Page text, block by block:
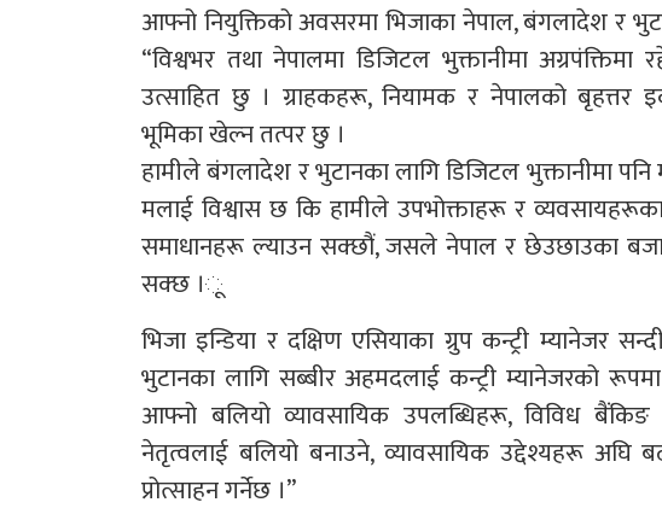
आफ्नो नियुक्तिको अवसरमा भिजाका नेपाल, बंगलादेश र
“विश्वभर तथा नेपालमा डिजिटल भुक्तानीमा
उत्साहित छु । ग्राहकहरू, नियामक र नेपालको बृहत्तर
भूमिका खेल्न तत्पर छु ।
हामीले बंगलादेश र भुटानका लागि डिजिटल भुक्तानीमा
मलाई विश्वास छ कि हामीले उपभोक्ताहरू र
समाधानहरू ल्याउन सक्छौं, जसले नेपाल र छेउछाउका
सक्छ ।ू
भिजा इन्डिया र दक्षिण एसियाका ग्रुप कन्ट्री म्यानेजर
भुटानका लागि सब्बीर अहमदलाई कन्ट्री म्यानेजरको
आफ्नो बलियो व्यावसायिक उपलब्धिहरू, विविध
नेतृत्वलाई बलियो बनाउने, व्यावसायिक उद्देश्यहरू अघि
प्रोत्साहन गर्नेछ ।”